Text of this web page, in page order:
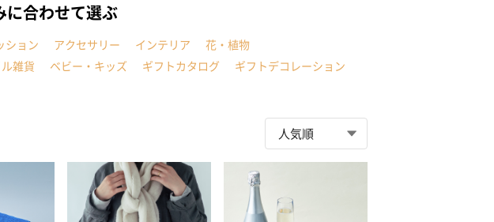
に合わせて選ぶ
ション アクセサリー インテリア
花・植物
雑貨 ベビー・キッズ ギフトカタログ ギフトデコレーション